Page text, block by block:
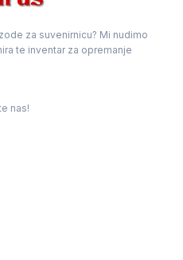
za suvenirnicu? Mi nudimo
te inventar za opremanje
nas!